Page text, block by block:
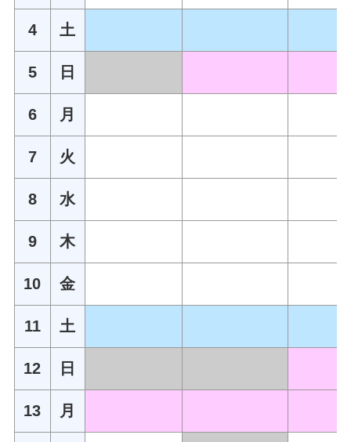
4 土
5 日
6 月
7 火
8 水
9 木
10 金
11 土
12 日
13 月